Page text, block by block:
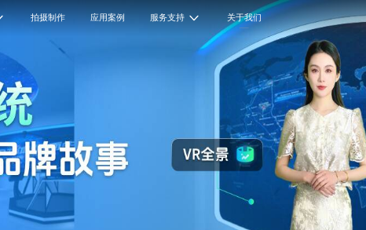
拍摄制作 应用案例 服务支持 关于我们